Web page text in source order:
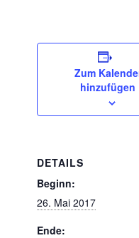
Zum
hinzufügen
DETAILS
Beginn:
26. Mai 2017
Ende: